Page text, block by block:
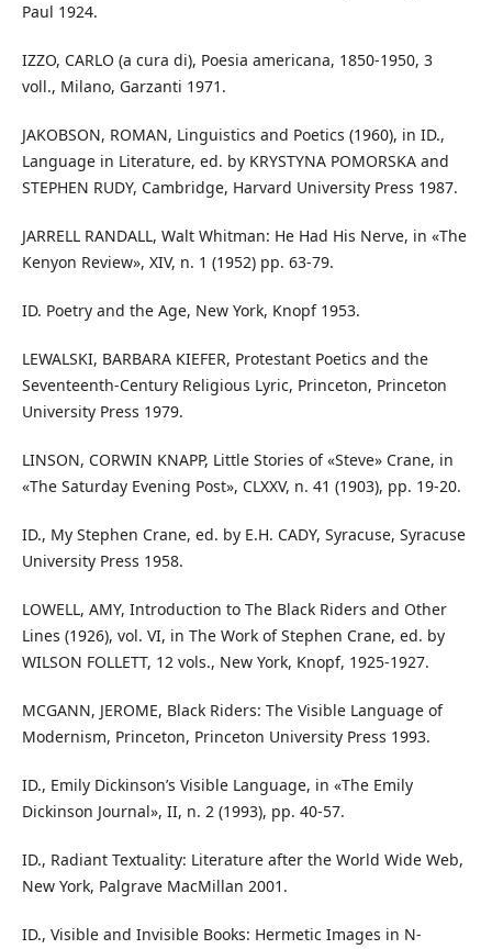
Paul 1924.
IZZO, CARLO (a cura di), Poesia americana, 1850-1950, 3
voll., Milano, Garzanti 1971.
JAKOBSON, ROMAN, Linguistics and Poetics (1960), in ID.,
Language in Literature, ed. by KRYSTYNA POMORSKA and
STEPHEN RUDY, Cambridge, Harvard University Press 1987.
JARRELL RANDALL, Walt Whitman: He Had His Nerve, in «The
Kenyon Review», XIV, n. 1 (1952) pp. 63-79.
ID. Poetry and the Age, New York, Knopf 1953.
LEWALSKI, BARBARA KIEFER, Protestant Poetics and the
Seventeenth-Century Religious Lyric, Princeton, Princeton
University Press 1979.
LINSON, CORWIN KNAPP, Little Stories of «Steve» Crane, in
«The Saturday Evening Post», CLXXV, n. 41 (1903), pp. 19-20.
ID., My Stephen Crane, ed. by E.H. CADY, Syracuse, Syracuse
University Press 1958.
LOWELL, AMY, Introduction to The Black Riders and Other
Lines (1926), vol. VI, in The Work of Stephen Crane, ed. by
WILSON FOLLETT, 12 vols., New York, Knopf, 1925-1927.
MCGANN, JEROME, Black Riders: The Visible Language of
Modernism, Princeton, Princeton University Press 1993.
ID., Emily Dickinson’s Visible Language, in «The Emily
Dickinson Journal», II, n. 2 (1993), pp. 40-57.
ID., Radiant Textuality: Literature after the World Wide Web,
New York, Palgrave MacMillan 2001.
ID., Visible and Invisible Books: Hermetic Images in N-